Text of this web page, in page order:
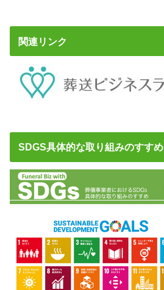
関連リンク
SDGS具体的な取り組みのすすめ